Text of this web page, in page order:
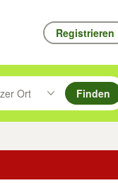
Registrieren
unten
drücken um zu
Ort
im Umkreis des Finden